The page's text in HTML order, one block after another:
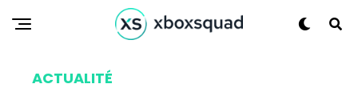
ACTUALITÉ